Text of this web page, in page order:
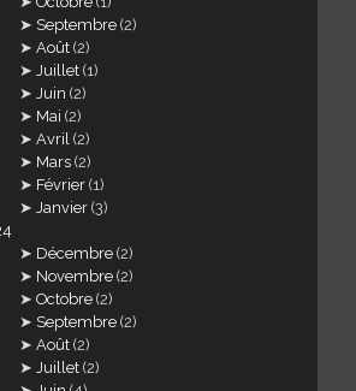
Septembre (2)
Août (2)
Juillet (1)
Juin (2)
Mai (2)
Avril (2)
Mars (2)
Février (1)
Janvier (3)
Décembre (2)
Novembre (2)
Octobre (2)
Septembre (2)
Août (2)
Juillet (2)